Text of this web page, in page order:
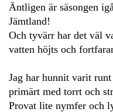
Äntligen är säsongen
Jämtland!
Och tyvärr har det väl
vatten höjts och
Jag har hunnit varit
primärt med torrt och
Provat lite nymfer och